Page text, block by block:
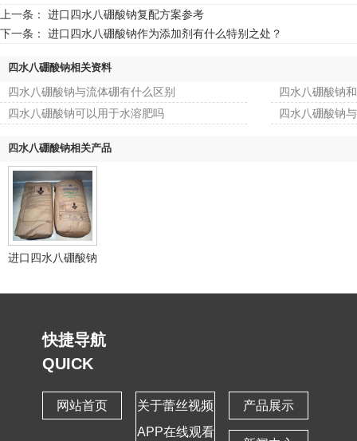
上一条： 进口四水八硼酸钠复配方案参考‌
下一条： 进口四水八硼酸钠作为添加剂有什么特别之处？
四水八硼酸钠相关资料
四水八硼酸钠与流体硼有什么区别
四水八硼酸钠
四水八硼酸钠可以用于水溶肥吗
四水八硼酸钠
四水八硼酸钠相关产品
进口四水八硼酸钠
快捷导航
QUICK
网站首页
关于蕾丝视频
APP在线观看
产品展示